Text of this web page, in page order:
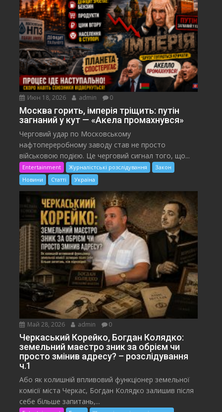
Июн 18, 2026 admin 0
Москва горить, імперія тріщить: путін
загнаний у кут — «Акела промахнувся»
Черговий удар по Московському
нафтопереробному заводу став не просто
військовою подією. Це черговий сигнал того, що...
Entertainment Журналістські розслідування
Закон
Новини
Статті Україна
Май 28, 2026 admin 0
Черкаський Корейко, Богдан Колядко:
земельний маестро зник за обрієм чи
просто змінив адресу? – розслідування
ч.1
Або як колишній впливовий функціонер земельної
комісії міста Черкас, Богдан Колядко залишив після
себе більше запитань,...